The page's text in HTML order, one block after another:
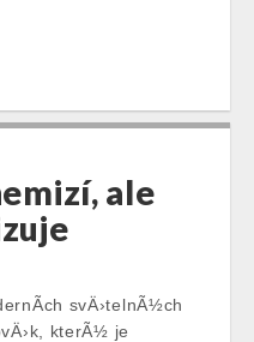
ale
svÄ›telnÃ½ch
kterÃ½ je